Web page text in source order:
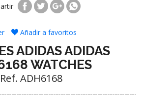
Añadir a favoritos
ADIDAS ADIDAS
WATCHES
Ref. ADH6168